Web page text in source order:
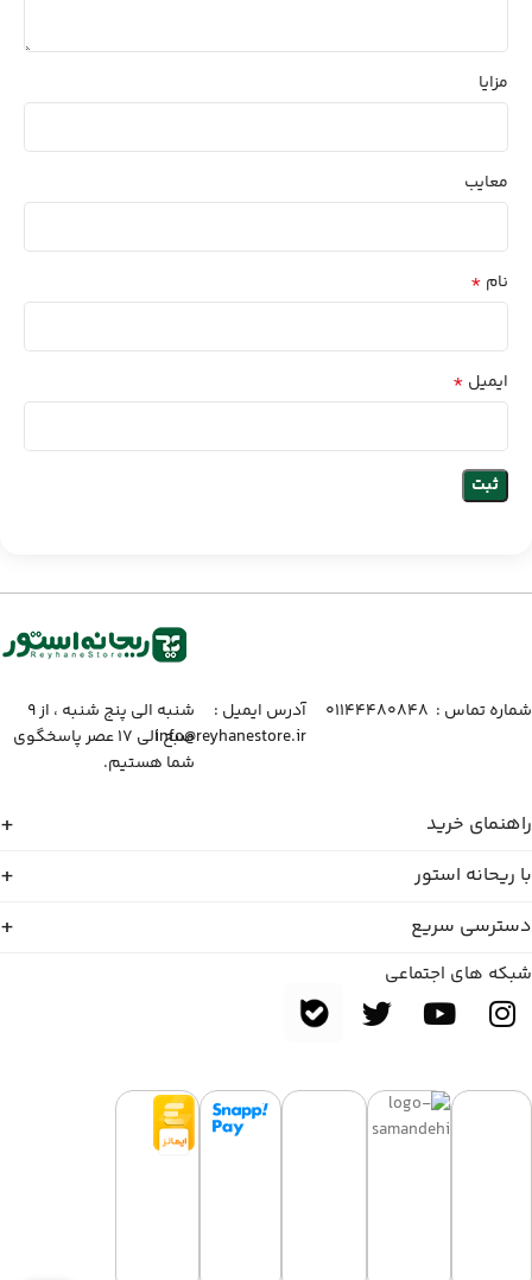
مزایا
معایب
نام *
ایمیل *
شماره تماس :‌ ۰۱۱۴۴۴۸۰۸۴۸
آدرس ایمیل :‌
info@reyhanestore.ir
شنبه الی پنج شنبه ، از ۹
صبح الی ۱۷ عصر پاسخگوی
شما هستیم.
راهنمای خرید
با ریحانه استور
دسترسی سریع
شبکه های اجتماعی